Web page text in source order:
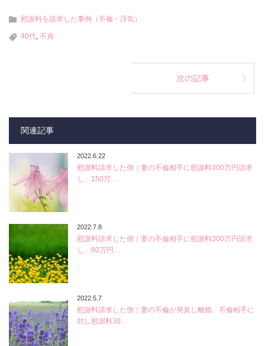
慰謝料を請求した事例（不倫・浮気）
40代, 不貞
次の記事
関連記事
2022.6.22
慰謝料請求した側｜妻の不倫相手に慰謝料300万円請求
し、150万…
2022.7.8
慰謝料請求した側｜妻の不倫相手に慰謝料300万円請求
し、80万円…
2022.5.7
慰謝料請求した側｜妻の不倫が発覚し離婚。不倫相手に
対し慰謝料30…